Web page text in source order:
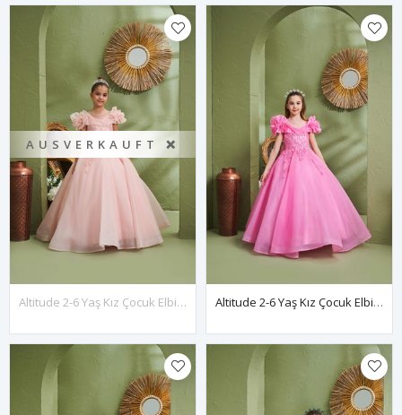
AUSVERKAUFT ❌
Altitude 2-6 Yaş Kız Çocuk Elbise 20159 Somon Altitude 2-6 Yaş Kız Çocuk Elbise 20159 Pembe